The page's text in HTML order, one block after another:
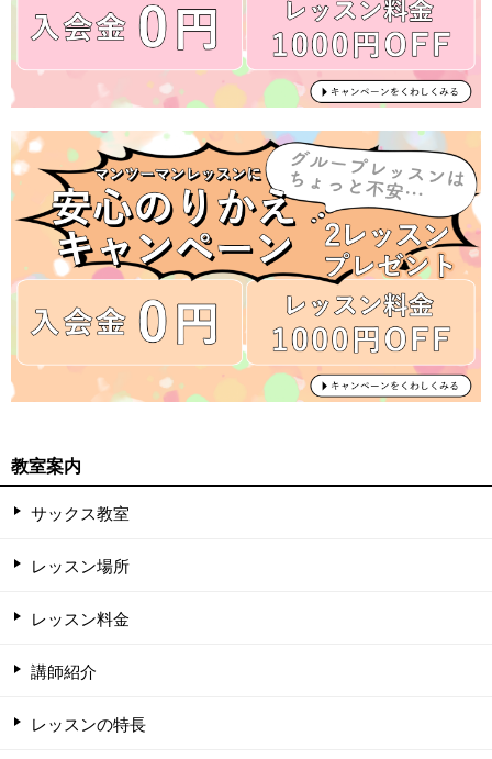
教室案内
サックス教室
レッスン場所
レッスン料金
講師紹介
レッスンの特長